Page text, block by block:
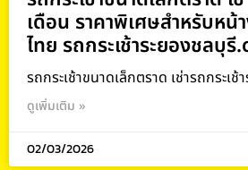
เดือน ราคาพิเศษสำหรับหน้
ไทย รถกระเช้าระยองชลบุรี
รถกระเช้าขนาดเล็กตราด เช่ารถกระเช้
ดูเพิ่มเติม »
02/03/2026